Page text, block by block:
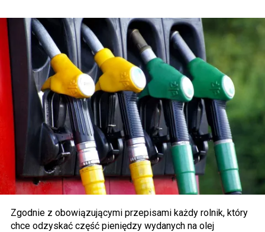
Zgodnie z obowiązującymi przepisami każdy rolnik, który
chce odzyskać część pieniędzy wydanych na olej